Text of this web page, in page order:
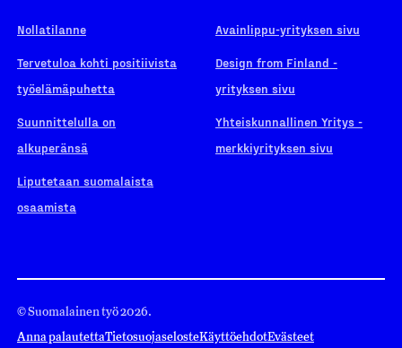
Nollatilanne
Tervetuloa kohti positiivista
työelämäpuhetta
Suunnittelulla on
alkuperänsä
Liputetaan suomalaista
osaamista
Avainlippu-yrityksen sivu
Design from Finland -
yrityksen sivu
Yhteiskunnallinen Yritys -
merkkiyrityksen sivu
© Suomalainen työ 2026.
Anna palautettaTietosuojaselosteKäyttöehdotEvästeet